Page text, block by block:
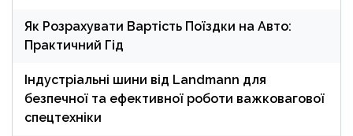
Як Розрахувати Вартість Поїздки на Авто:
Практичний Гід
Індустріальні шини від Landmann для
безпечної та ефективної роботи важковагової
спецтехніки